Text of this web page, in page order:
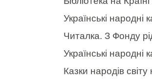
Українські
Читалка. З Фонду
Українські народні
Казки народів